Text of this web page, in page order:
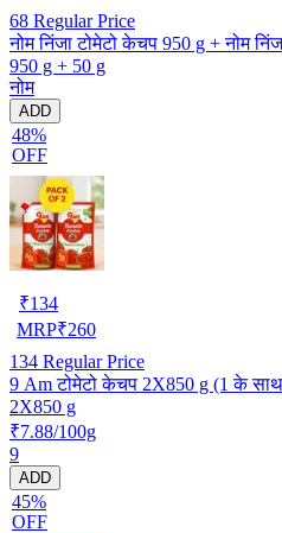
68 Regular Price
नोम निंजा टोमेटो केचप 950 g + नोम
950 g + 50 g
नोम
ADD
48%
OFF
₹134
MRP₹260
134 Regular Price
9 Am टोमेटो केचप 2X850 g (1 के
2X850 g
₹7.88/100g
9
ADD
45%
OFF